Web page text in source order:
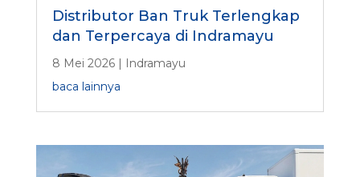
Distributor Ban Truk Terlengkap
dan Terpercaya di Indramayu
8 Mei 2026| Indramayu
baca lainnya